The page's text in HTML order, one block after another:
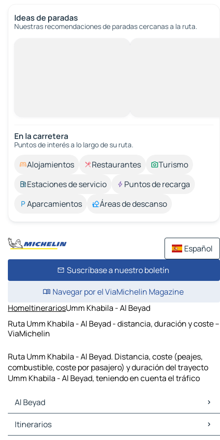
Ideas de paradas
Nuestras recomendaciones de paradas cercanas a la ruta.
En la carretera
Puntos de interés a lo largo de su ruta.
Alojamientos Restaurantes
Turismo
Estaciones de servicio
Puntos de recarga
Aparcamientos
Áreas de descanso
Español
Suscríbase a nuestro boletín
Navegar por el ViaMichelin Magazine
HomeItinerariosUmm Khabila - Al Beyad
Ruta Umm Khabila - Al Beyad - distancia, duración y coste –
ViaMichelin
Ruta Umm Khabila - Al Beyad. Distancia, coste (peajes,
combustible, coste por pasajero) y duración del trayecto
Umm Khabila - Al Beyad, teniendo en cuenta el tráfico
Al Beyad
Al Beyad Mapas Planos
Al Beyad Trafico
Itinerarios